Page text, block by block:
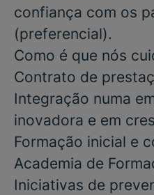
confiança com os
(preferencial).
Como é que nós
Contrato de
Integração numa
inovadora e em
Formação inicial e
Academia de
Iniciativas de